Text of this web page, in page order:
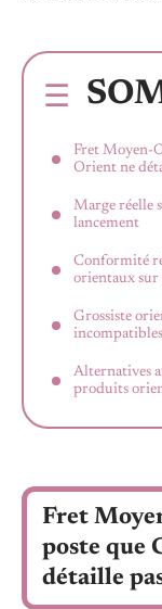
Fret Moyen-
Orient ne
Marge réelle
lancement
Conformité
orientaux sur
Grossiste
incompatibles
Alternatives
produits
Fret
poste que
détaille